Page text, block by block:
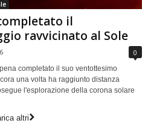
il
ravvicinato al Sole
0
completato il suo ventottesimo
una volta ha raggiunto distanza
l'esplorazione della corona solare
altri